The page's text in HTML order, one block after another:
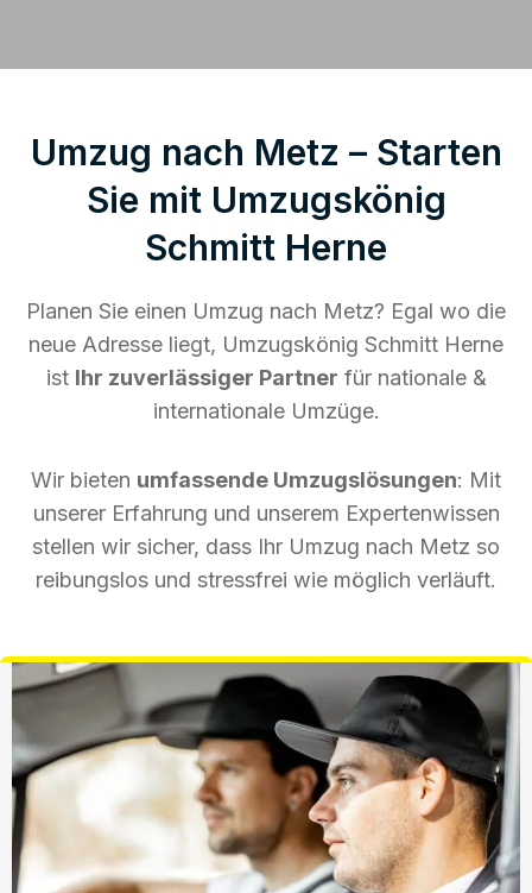
Umzug nach Metz – Starten
Sie mit Umzugskönig
Schmitt Herne
Planen Sie einen Umzug nach Metz? Egal wo die
neue Adresse liegt, Umzugskönig Schmitt Herne
ist Ihr zuverlässiger Partner für nationale &
internationale Umzüge.
Wir bieten umfassende Umzugslösungen: Mit
unserer Erfahrung und unserem Expertenwissen
stellen wir sicher, dass Ihr Umzug nach Metz so
reibungslos und stressfrei wie möglich verläuft.